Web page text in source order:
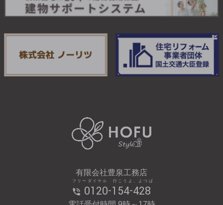
有限会社豊泉工務店
0120-154-428
フリーダイヤル 行こうよ、よつば